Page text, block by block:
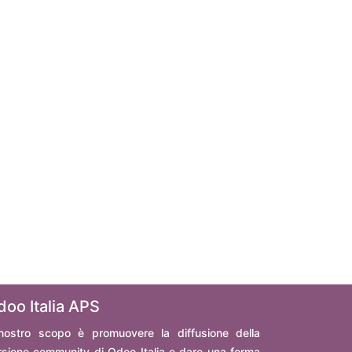
Italia APS
scopo è promuovere la diffusione della